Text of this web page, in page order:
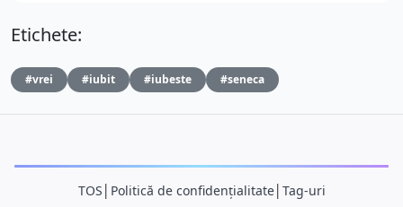
Etichete:
#vrei #iubit #iubeste #seneca
TOS Politică de confidențialitate│ Tag-uri